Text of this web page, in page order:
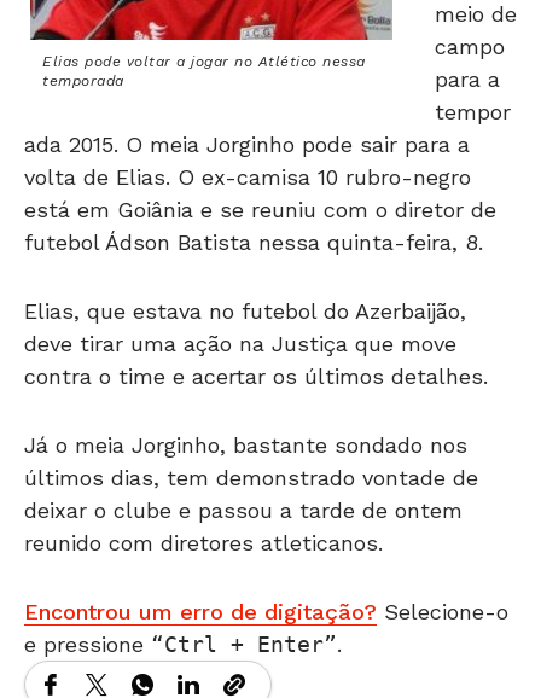
Elias pode voltar a jogar no Atlético nessa
temporada
meio de
campo
para a
tempor
ada 2015. O meia Jorginho pode sair para a
volta de Elias. O ex-camisa 10 rubro-negro
está em Goiânia e se reuniu com o diretor de
futebol Ádson Batista nessa quinta-feira, 8.
Elias, que estava no futebol do Azerbaijão,
deve tirar uma ação na Justiça que move
contra o time e acertar os últimos detalhes.
Já o meia Jorginho, bastante sondado nos
últimos dias, tem demonstrado vontade de
deixar o clube e passou a tarde de ontem
reunido com diretores atleticanos.
Encontrou um erro de digitação? Selecione-o
e pressione
Ctrl + Enter .